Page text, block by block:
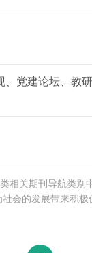
党建论坛、教
相关期刊导航类别
会的发展带来积